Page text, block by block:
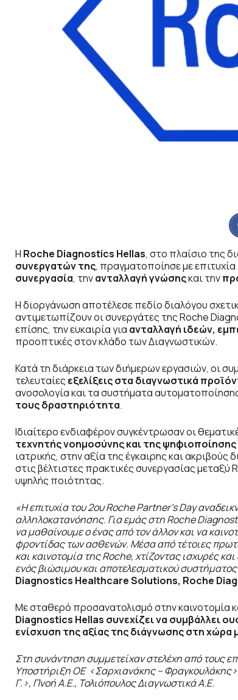
Η Roche Diagnostics Hellas, στο πλαίσιο της
συνεργατών της, πραγματοποίησε με επιτυχία
συνεργασία, τηνανταλλαγή γνώσηςκαι την
Η διοργάνωση αποτέλεσε πεδίο διαλόγου
αντιμετωπίζουν οι συνεργάτες της Roche
επίσης, την ευκαιρία για ανταλλαγή ιδεών,
προοπτικές στον κλάδο των Διαγνωστικών.
Κατά τη διάρκεια των διήμερων εργασιών, οι
τελευταίες εξελίξεις στα διαγνωστικά
ανοσολογία και τα συστήματα
τους δραστηριότητα.
Ιδιαίτερο ενδιαφέρον συγκέντρωσαν οι
τεχνητής νοημοσύνης και της ψηφιοποίησης
ιατρικής, στην αξία της έγκαιρης και
στις βέλτιστες πρακτικές συνεργασίας
υψηλής ποιότητας.
«Η επιτυχία του 2ου Roche Partner’s Day
αλληλοκατανόησης. Για εμάς στη Roche
να μαθαίνουμε ο ένας από τον άλλον και να
φροντίδας των ασθενών. Μέσα από τέτοιες
και καινοτομία της Roche, χτίζοντας ισχυρές
ενός βιώσιμου και αποτελεσματικού συστήματος
Diagnostics Healthcare Solutions, Roche
Με σταθερό προσανατολισμό στην καινοτομία
Diagnostics Hellas συνεχίζει να συμβάλλει
ενίσχυση της αξίας της διάγνωσης στη χώρα
Στη συνάντηση συμμετείχαν στελέχη από τους
Υποστήριξη ΟΕ <Σαρχιανάκης –
Γ.>, Πνοή Α.Ε., Τολιόπουλος Διαγνωστικά Α.Ε.